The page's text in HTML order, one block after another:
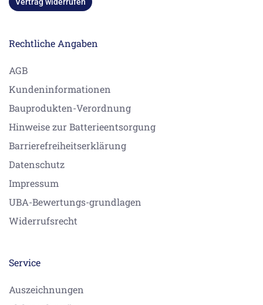
Rechtliche Angaben
AGB
Kundeninformationen
Bauprodukten-Verordnung
Hinweise zur Batterieentsorgung
Barrierefreiheitserklärung
Datenschutz
Impressum
UBA-Bewertungs-grundlagen
Widerrufsrecht
Service
Auszeichnungen